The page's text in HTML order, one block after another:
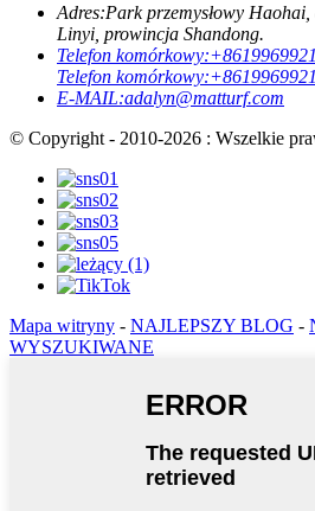
Adres:Park przemysłowy
Linyi, prowincja Shandong.
Telefon komórkowy:
Telefon komórkowy:
E-MAIL:adalyn@matturf.com
© Copyright - 2010-2026 : Wszelkie
Mapa witryny - NAJLEPSZY BLOG -
WYSZUKIWANE